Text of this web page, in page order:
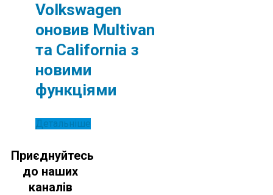
Volkswagen
оновив Multivan
та California з
новими
функціями
Детальніше
Приєднуйтесь
до наших
каналів